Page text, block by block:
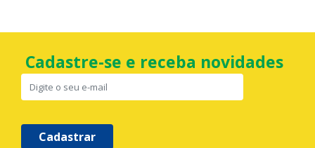
Cadastre-se e receba novidades
Cadastrar